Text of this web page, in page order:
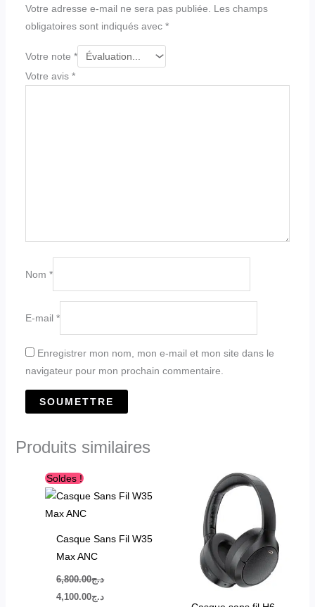
Votre adresse e-mail ne sera pas publiée.
Les champs
obligatoires sont indiqués avec *
Votre note *
Votre avis *
Nom *
E-mail *
Enregistrer mon nom, mon e-mail et mon site dans le
navigateur pour mon prochain commentaire.
Produits similaires
Soldes !
Casque Sans Fil W35
Max ANC
د.ج6,800.00
Le
prix
initial
était :
د.ج4,100.00
actuel
produit
Ce
produit
plusieurs
variations.
Les
options